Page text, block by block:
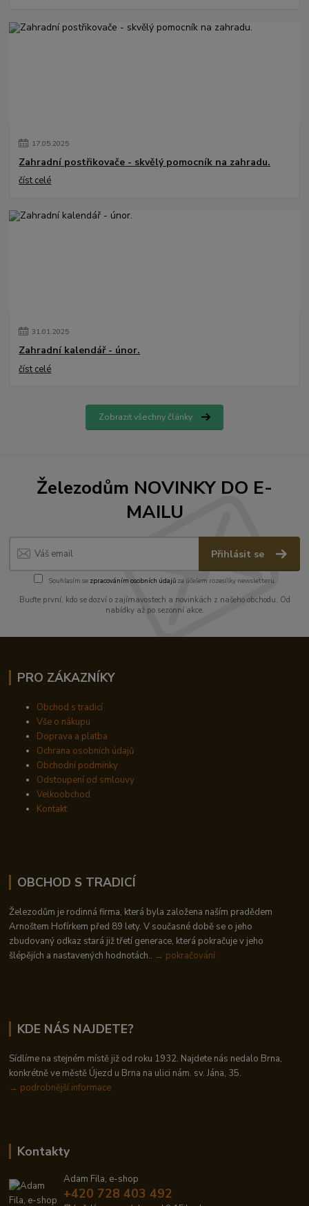
17.05.2025
Zahradní postřikovače - skvělý pomocník na zahradu.
číst celé
31.01.2025
Zahradní kalendář - únor.
číst celé
Zobrazit všechny články
Železodům NOVINKY DO E-
MAILU
Přihlásit se
Souhlasím se zpracováním osobních údajůza účelem rozesílky newsletteru.
Buďte první, kdo se dozví o zajímavostech a novinkách z našeho obchodu. Od
nabídky až po sezónní akce.
PRO ZÁKAZNÍKY
Obchod s tradicí
Vše o nákupu
Doprava a platba
Ochrana osobních údajů
Obchodní podmínky
Odstoupení od smlouvy
Velkoobchod
Kontakt
OBCHOD S TRADICÍ
Železodům je rodinná firma, která byla založena naším pradědem
Arnoštem Hofírkem před 89 lety. V současné době se o jeho
zbudovaný odkaz stará již třetí generace, která pokračuje v jeho
šlépějích a nastavených hodnotách.. → pokračování
KDE NÁS NAJDETE?
Sídlíme na stejném místě již od roku 1932. Najdete nás nedalo Brna,
konkrétně ve městě Újezd u Brna na ulici nám. sv. Jána, 35.
→ podrobnější informace
Kontakty
Adam Fila, e-shop
+420 728 403 492